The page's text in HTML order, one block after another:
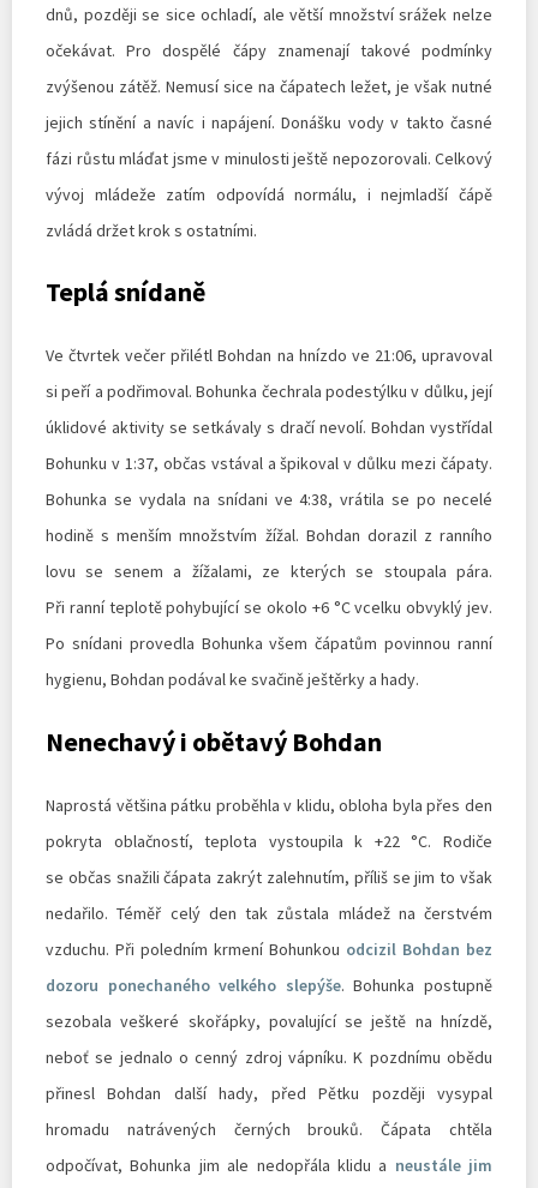
dnů, později se sice ochladí, ale větší množství srážek nelze
očekávat. Pro dospělé čápy znamenají takové podmínky
zvýšenou zátěž. Nemusí sice na čápatech ležet, je však nutné
jejich stínění a navíc i napájení. Donášku vody v takto časné
fázi růstu mláďat jsme v minulosti ještě nepozorovali. Celkový
vývoj mládeže zatím odpovídá normálu, i nejmladší čápě
zvládá držet krok s ostatními.
Teplá snídaně
Ve čtvrtek večer přilétl Bohdan na hnízdo ve 21:06, upravoval
si peří a podřimoval. Bohunka čechrala podestýlku v důlku, její
úklidové aktivity se setkávaly s dračí nevolí. Bohdan vystřídal
Bohunku v 1:37, občas vstával a špikoval v důlku mezi čápaty.
Bohunka se vydala na snídani ve 4:38, vrátila se po necelé
hodině s menším množstvím žížal. Bohdan dorazil z ranního
lovu se senem a žížalami, ze kterých se stoupala pára.
Při ranní teplotě pohybující se okolo +6 °C vcelku obvyklý jev.
Po snídani provedla Bohunka všem čápatům povinnou ranní
hygienu, Bohdan podával ke svačině ještěrky a hady.
Nenechavý i obětavý Bohdan
Naprostá většina pátku proběhla v klidu, obloha byla přes den
pokryta oblačností, teplota vystoupila k +22 °C. Rodiče
se občas snažili čápata zakrýt zalehnutím, příliš se jim to však
nedařilo. Téměř celý den tak zůstala mládež na čerstvém
vzduchu. Při poledním krmení Bohunkou odcizil Bohdan bez
dozoru ponechaného velkého slepýše. Bohunka postupně
sezobala veškeré skořápky, povalující se ještě na hnízdě,
neboť se jednalo o cenný zdroj vápníku. K pozdnímu obědu
přinesl Bohdan další hady, před Pětku později vysypal
hromadu natrávených černých brouků. Čápata chtěla
odpočívat, Bohunka jim ale nedopřála klidu a neustále jim